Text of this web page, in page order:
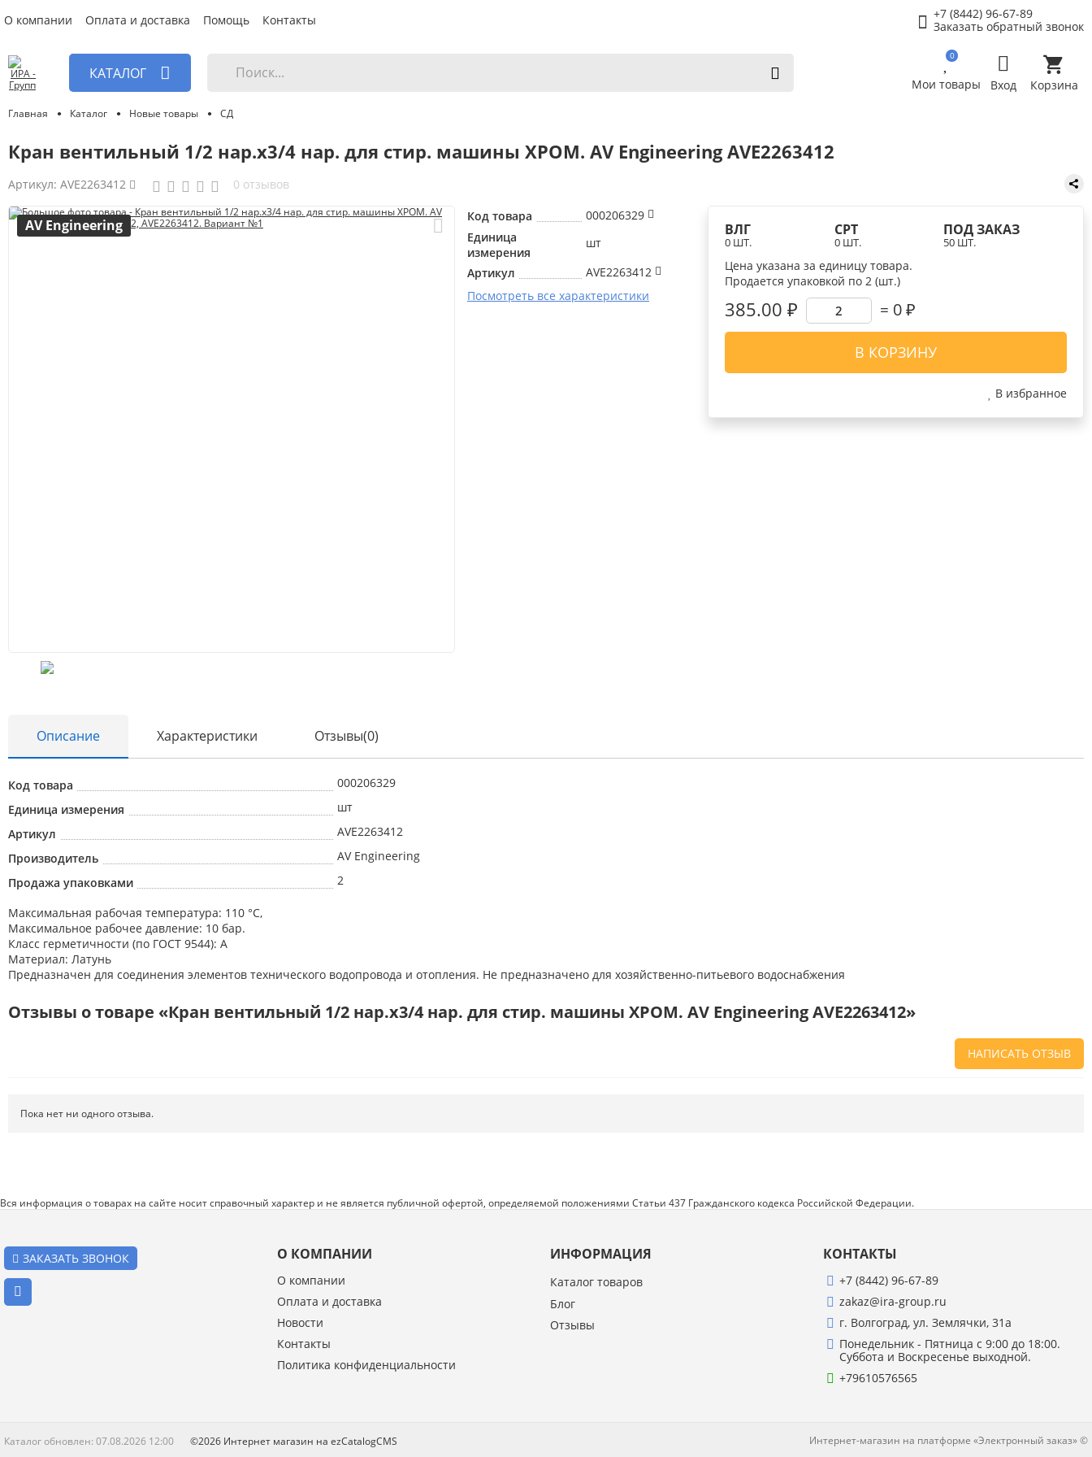
О компании Оплата и доставка Помощь Контакты
+7 (8442) 96-67-89
Заказать обратный звонок
КАТАЛОГ
Абразивные материалы
Автоаксессуары и принадлежности
Инструменты и оборудование
Электроинструмент
Клининг
Оборудование
Пневмоинструмент
Новые товары
Расходные материалы
Спецодежда и СИЗ
0
Мои товары Вход Корзина
Главная Каталог Новые товары СД
Кран вентильный 1/2 нар.х3/4 нар. для стир. машины ХРОМ. AV Engineering AVE2263412
Артикул: AVE2263412 0 отзывов
AV Engineering
Код товара
000206329
Единица
измерения
шт
Артикул
AVE2263412
Посмотреть все характеристики
ВЛГ
0 ШТ.
СРТ
0 ШТ.
ПОД ЗАКАЗ
50 ШТ.
Цена указана за единицу товара.
Продается упаковкой по 2 (шт.)
385.00 ₽ 0₽
В КОРЗИНУ
В избранное
Описание Характеристики Отзывы(0)
Код товара
000206329
Единица измерения
шт
Артикул
AVE2263412
Производитель
AV Engineering
Продажа упаковками
2
Максимальная рабочая температура: 110 °С,
Максимальное рабочее давление: 10 бар.
Класс герметичности (по ГОСТ 9544): А
Материал: Латунь
Предназначен для соединения элементов технического водопровода и отопления. Не предназначено для хозяйственно-питьевого водоснабжения
Отзывы о товаре «Кран вентильный 1/2 нар.х3/4 нар. для стир. машины ХРОМ. AV Engineering AVE2263412»
НАПИСАТЬ ОТЗЫВ
Доставка. Как был упакован товар?
Товар. Качественный? Какие его плюсы и
минусы?
Правила оформления отзывов
Пока нет ни одного отзыва.
Вся информация о товарах на сайте носит справочный характер и не является публичной офертой, определяемой положениями Статьи 437 Гражданского кодекса Российской Федерации.
ЗАКАЗАТЬ ЗВОНОК О КОМПАНИИ
О компании
Оплата и доставка
Новости
Контакты
Политика конфиденциальности
ИНФОРМАЦИЯ
Каталог товаров
Блог
Отзывы
КОНТАКТЫ
+7 (8442) 96-67-89
zakaz@ira-group.ru
г. Волгоград, ул. Землячки, 31а
Понедельник - Пятница с 9:00 до 18:00.
Суббота и Воскресенье выходной.
+79610576565
Каталог обновлен: 07.08.2026 12:00 ©2026 Интернет магазин на ezCatalogCMS Интернет-магазин на платформе «Электронный заказ» ©